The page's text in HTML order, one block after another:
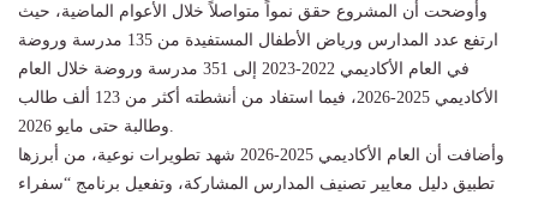
وأوضحت أن المشروع حقق نمواً متواصلاً خلال الأعوام الماضية، حيث
ارتفع عدد المدارس ورياض الأطفال المستفيدة من 135 مدرسة وروضة
في العام الأكاديمي 2022-2023 إلى 351 مدرسة وروضة خلال العام
الأكاديمي 2025-2026، فيما استفاد من أنشطته أكثر من 123 ألف طالب
وأضافت أن العام الأكاديمي 2025-2026 شهد تطويرات نوعية، من أبرزها
تطبيق دليل معايير تصنيف المدارس المشاركة، وتفعيل برنامج “سفراء